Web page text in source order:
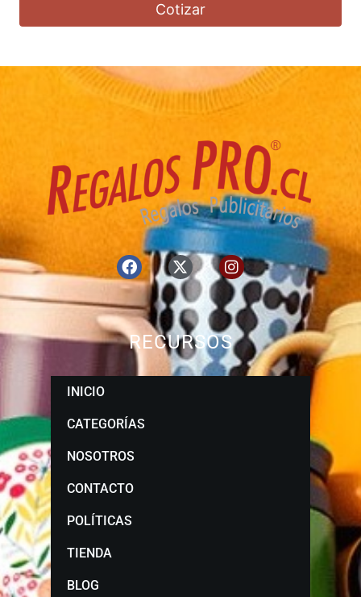
Cotizar
RECURSOS
INICIO
CATEGORÍAS
NOSOTROS
CONTACTO
POLÍTICAS
TIENDA
BLOG